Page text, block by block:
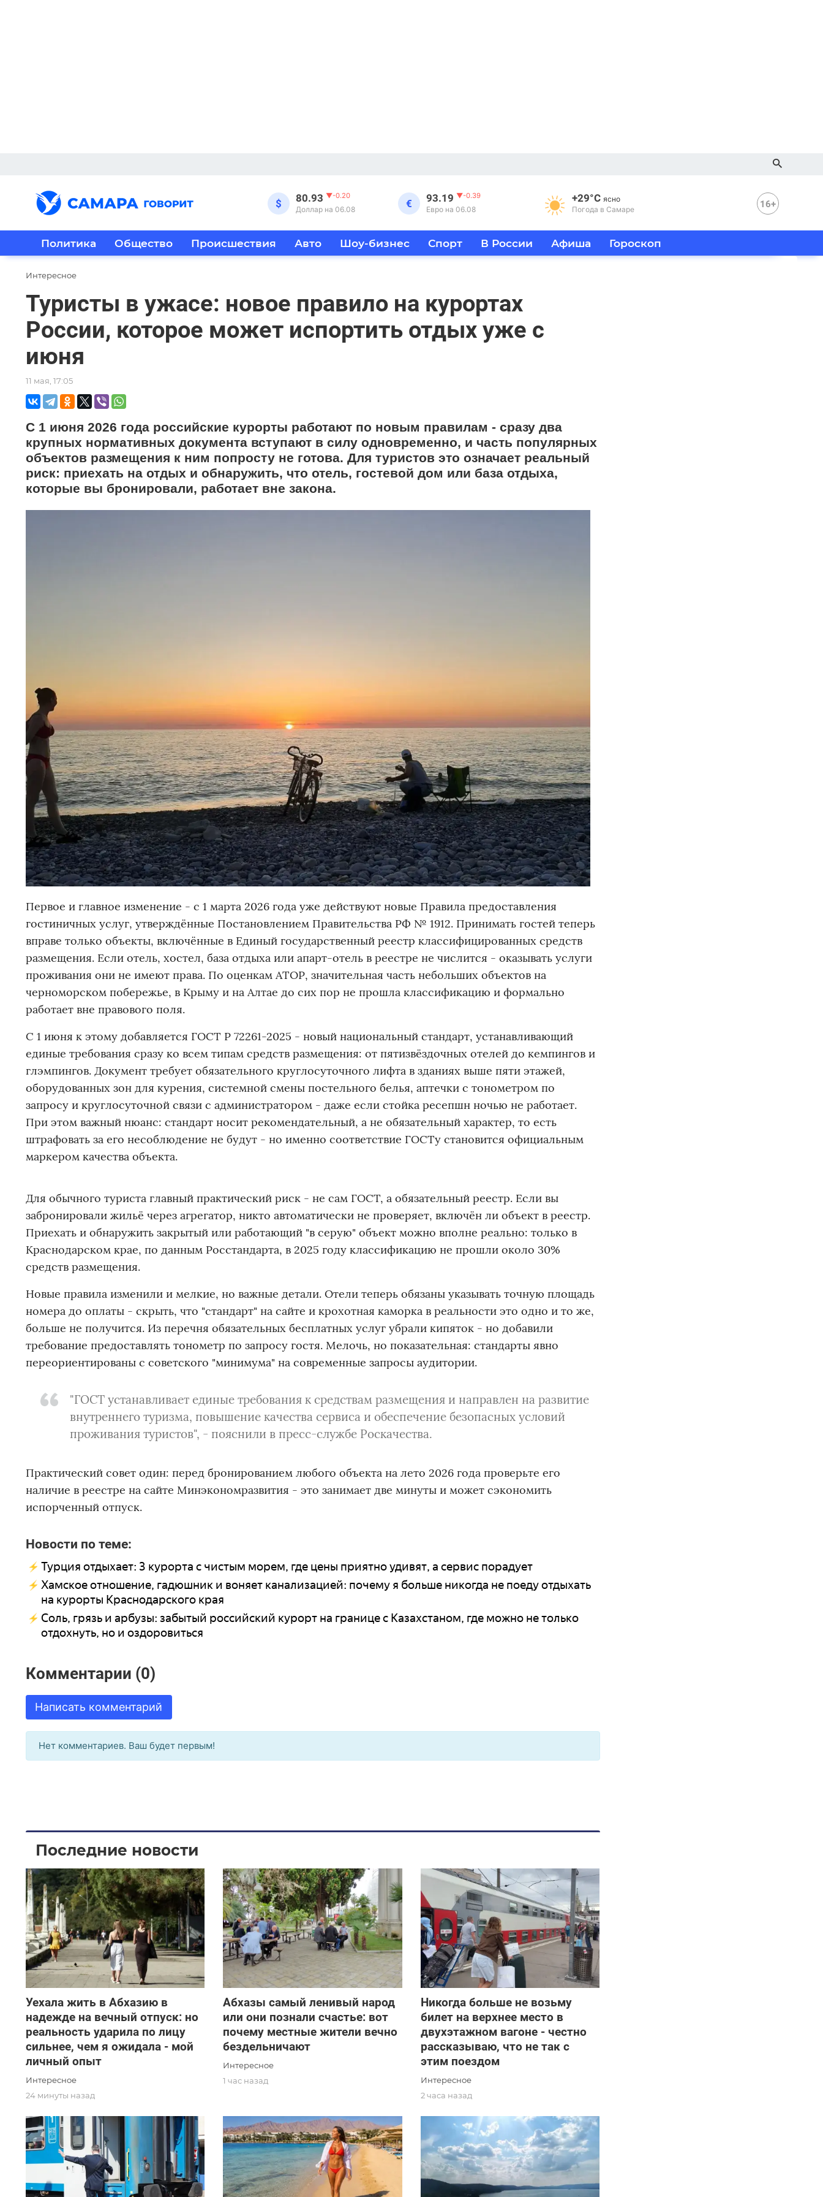
$ 80.93 ▼-0.20
Доллар на 06.08 € 93.19 ▼-0.39
Евро на 06.08
+29°C ясно
Погода в Самаре
16+
Политика Общество Происшествия Авто Шоу-бизнес Спорт В России Афиша Гороскоп
Интересное
Туристы в ужасе: новое правило на курортах
России, которое может испортить отдых уже с
июня
11 мая, 17:05
С 1 июня 2026 года российские курорты работают по новым правилам - сразу два
крупных нормативных документа вступают в силу одновременно, и часть популярных
объектов размещения к ним попросту не готова. Для туристов это означает реальный
риск: приехать на отдых и обнаружить, что отель, гостевой дом или база отдыха,
которые вы бронировали, работает вне закона.
Первое и главное изменение - с 1 марта 2026 года уже действуют новые Правила предоставления
гостиничных услуг, утверждённые Постановлением Правительства РФ № 1912. Принимать гостей теперь
вправе только объекты, включённые в Единый государственный реестр классифицированных средств
размещения. Если отель, хостел, база отдыха или апарт-отель в реестре не числится - оказывать услуги
проживания они не имеют права. По оценкам АТОР, значительная часть небольших объектов на
черноморском побережье, в Крыму и на Алтае до сих пор не прошла классификацию и формально
работает вне правового поля.
С 1 июня к этому добавляется ГОСТ Р 72261-2025 - новый национальный стандарт, устанавливающий
единые требования сразу ко всем типам средств размещения: от пятизвёздочных отелей до кемпингов и
глэмпингов. Документ требует обязательного круглосуточного лифта в зданиях выше пяти этажей,
оборудованных зон для курения, системной смены постельного белья, аптечки с тонометром по
запросу и круглосуточной связи с администратором - даже если стойка ресепшн ночью не работает.
При этом важный нюанс: стандарт носит рекомендательный, а не обязательный характер, то есть
штрафовать за его несоблюдение не будут - но именно соответствие ГОСТу становится официальным
маркером качества объекта.
Для обычного туриста главный практический риск - не сам ГОСТ, а обязательный реестр. Если вы
забронировали жильё через агрегатор, никто автоматически не проверяет, включён ли объект в реестр.
Приехать и обнаружить закрытый или работающий "в серую" объект можно вполне реально: только в
Краснодарском крае, по данным Росстандарта, в 2025 году классификацию не прошли около 30%
средств размещения.
Новые правила изменили и мелкие, но важные детали. Отели теперь обязаны указывать точную площадь
номера до оплаты - скрыть, что "стандарт" на сайте и крохотная каморка в реальности это одно и то же,
больше не получится. Из перечня обязательных бесплатных услуг убрали кипяток - но добавили
требование предоставлять тонометр по запросу гостя. Мелочь, но показательная: стандарты явно
переориентированы с советского "минимума" на современные запросы аудитории.
"ГОСТ устанавливает единые требования к средствам размещения и направлен на развитие
внутреннего туризма, повышение качества сервиса и обеспечение безопасных условий
проживания туристов", - пояснили в пресс-службе Роскачества.
Практический совет один: перед бронированием любого объекта на лето 2026 года проверьте его
наличие в реестре на сайте Минэкономразвития - это занимает две минуты и может сэкономить
испорченный отпуск.
Новости по теме:
Турция отдыхает: 3 курорта с чистым морем, где цены приятно удивят, а сервис порадует
Хамское отношение, гадюшник и воняет канализацией: почему я больше никогда не поеду отдыхать
на курорты Краснодарского края
Соль, грязь и арбузы: забытый российский курорт на границе с Казахстаном, где можно не только
отдохнуть, но и оздоровиться
Комментарии (0)
Написать комментарий
Нет комментариев. Ваш будет первым!
Последние новости
Уехала жить в Абхазию в
надежде на вечный отпуск: но
реальность ударила по лицу
сильнее, чем я ожидала - мой
личный опыт
Интересное
24 минуты назад
Абхазы самый ленивый народ
или они познали счастье: вот
почему местные жители вечно
бездельничают
Интересное
1 час назад
Никогда больше не возьму
билет на верхнее место в
двухэтажном вагоне - честно
рассказываю, что не так с
этим поездом
Интересное
2 часа назад